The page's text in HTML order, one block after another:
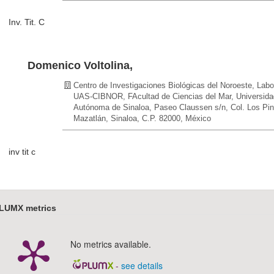
Inv. Tit. C
Domenico Voltolina,
Centro de Investigaciones Biológicas del Noroeste,
UAS-CIBNOR, FAcultad de Ciencias del Mar,
Autónoma de Sinaloa, Paseo Claussen s/n, Col. Los
Mazatlán, Sinaloa, C.P. 82000, México
inv tit c
metrics
No metrics available.
- see details